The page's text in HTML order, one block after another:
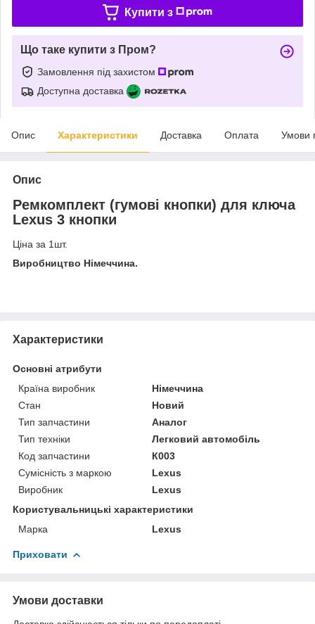
Купити з
Що таке купити з Пром?
Замовлення під захистом
Доступна доставка
Опис Характеристики Доставка Оплата Умови
Опис
Ремкомплект (гумові кнопки) для ключа
Lexus 3 кнопки
Ціна за 1шт.
Виробництво Німеччина.
Характеристики
Основні атрибути
Країна виробник
Німеччина
Стан
Новий
Тип запчастини
Аналог
Тип техніки
Легковий автомобіль
Код запчастини
К003
Сумісність з маркою
Lexus
Виробник
Lexus
Користувальницькі характеристики
Марка
Lexus
Приховати
Умови доставки